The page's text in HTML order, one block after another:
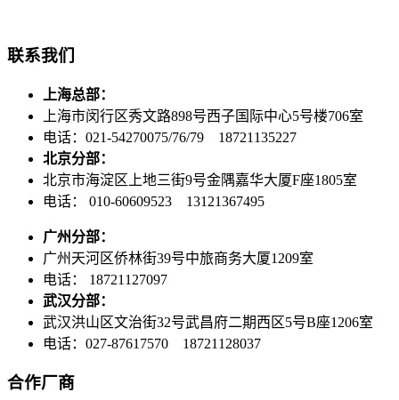
联系我们
上海总部：
上海市闵行区秀文路898号西子国际中心5号楼706室
电话：021-54270075/76/79 18721135227
北京分部：
北京市海淀区上地三街9号金隅嘉华大厦F座1805室
电话： 010-60609523 13121367495
广州分部：
广州天河区侨林街39号中旅商务大厦1209室
电话： 18721127097
武汉分部：
武汉洪山区文治街32号武昌府二期西区5号B座1206室
电话：027-87617570 18721128037
合作厂商